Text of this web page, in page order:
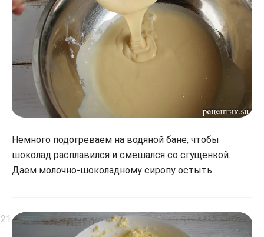
Немного подогреваем на водяной бане, чтобы
шоколад расплавился и смешался со сгущенкой.
Даем молочно-шоколадному сиропу остыть.